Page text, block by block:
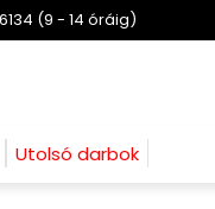
(9 - 14 óráig)
Utolsó darbok